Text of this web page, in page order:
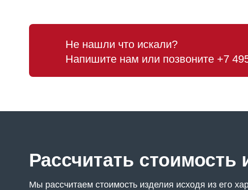
Не нашли что искали?
Напишите нам или позвоните +7
Рассчитать стоимость
Мы рассчитаем стоимость изделия исходя из его